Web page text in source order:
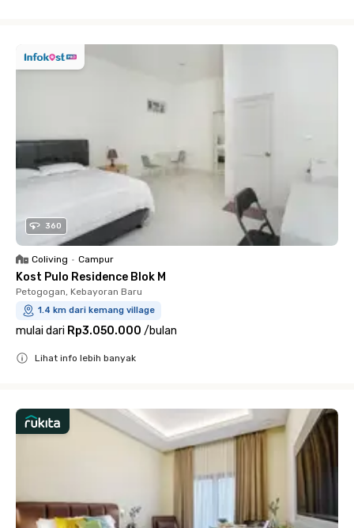
360
Coliving • Campur
Kost Pulo Residence Blok M
Petogogan, Kebayoran Baru
1.4 km dari kemang village
mulai dari Rp3.050.000 /bulan
Lihat info lebih banyak